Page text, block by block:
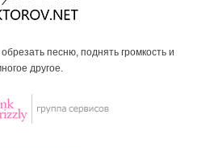
песню, поднять громкость и
другое.